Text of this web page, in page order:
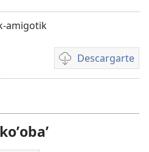
amigotik
Descargarte
Bix
a